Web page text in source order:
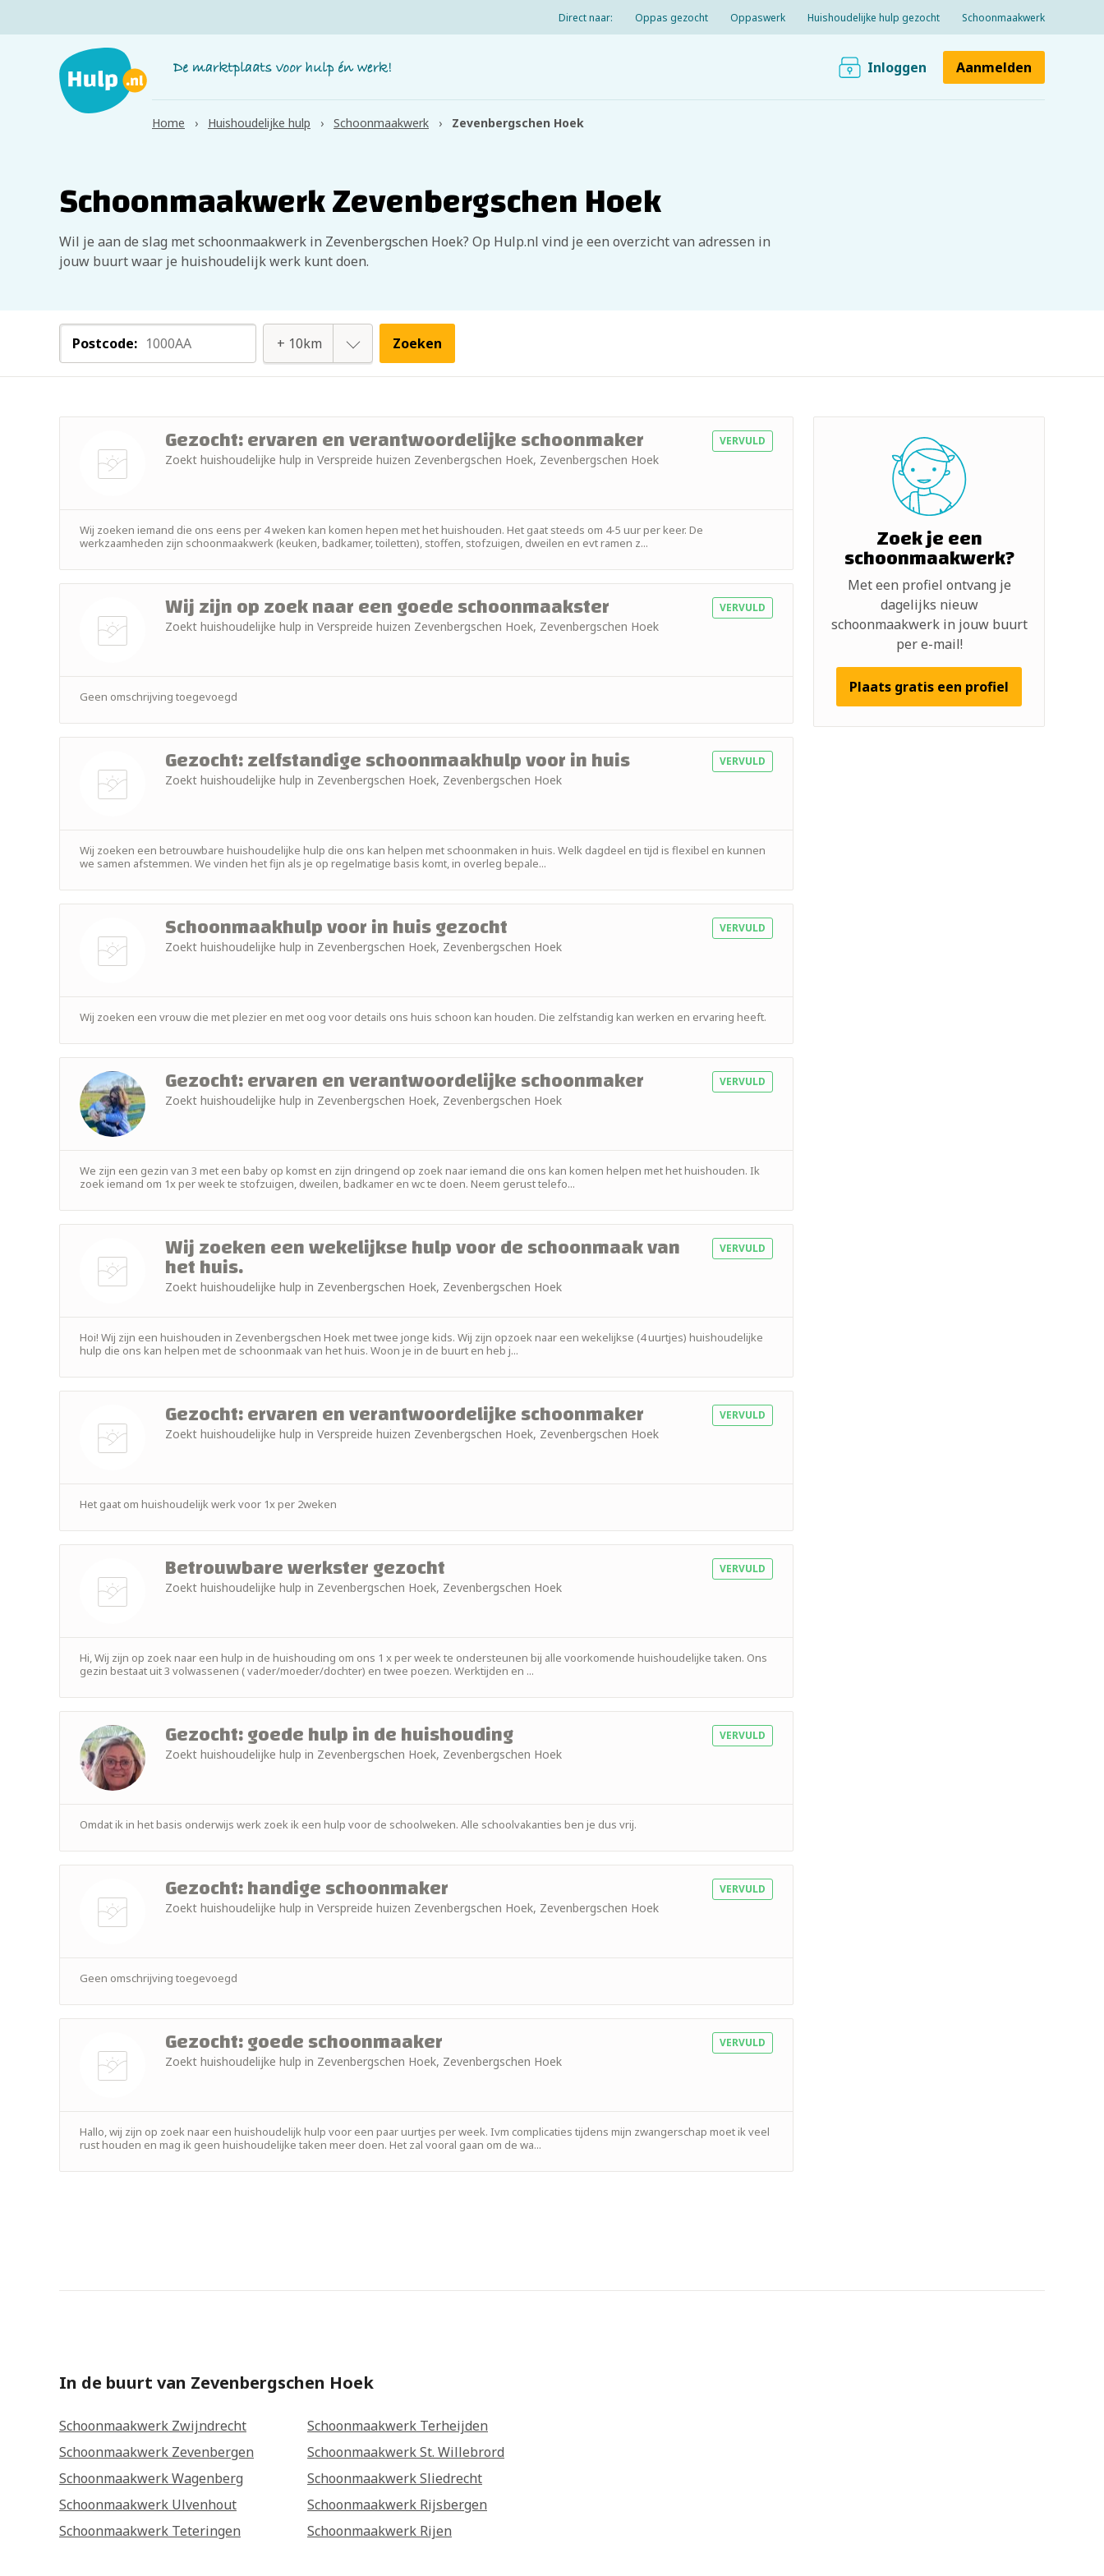
Direct naar: Oppas gezocht Oppaswerk Huishoudelijke hulp gezocht Schoonmaakwerk
Inloggen Aanmelden
Home Huishoudelijke hulp Schoonmaakwerk Zevenbergschen Hoek
Schoonmaakwerk Zevenbergschen Hoek
Wil je aan de slag met schoonmaakwerk in Zevenbergschen Hoek? Op Hulp.nl vind je een overzicht van adressen in
jouw buurt waar je huishoudelijk werk kunt doen.
Postcode
+ 2km
+ 5km
+ 10km
+ 25km
+ 50km
Zoeken
Gezocht: ervaren en verantwoordelijke schoonmaker
Zoekt huishoudelijke hulp in Verspreide huizen Zevenbergschen Hoek, Zevenbergschen Hoek
VERVULD
Wij zoeken iemand die ons eens per 4 weken kan komen hepen met het huishouden. Het gaat steeds om 4-5 uur per keer. De
werkzaamheden zijn schoonmaakwerk (keuken, badkamer, toiletten), stoffen, stofzuigen, dweilen en evt ramen z...
Wij zijn op zoek naar een goede schoonmaakster
Zoekt huishoudelijke hulp in Verspreide huizen Zevenbergschen Hoek, Zevenbergschen Hoek
VERVULD
Geen omschrijving toegevoegd
Gezocht: zelfstandige schoonmaakhulp voor in huis
Zoekt huishoudelijke hulp in Zevenbergschen Hoek, Zevenbergschen Hoek
VERVULD
Wij zoeken een betrouwbare huishoudelijke hulp die ons kan helpen met schoonmaken in huis. Welk dagdeel en tijd is flexibel en kunnen
we samen afstemmen. We vinden het fijn als je op regelmatige basis komt, in overleg bepale...
Schoonmaakhulp voor in huis gezocht
Zoekt huishoudelijke hulp in Zevenbergschen Hoek, Zevenbergschen Hoek
VERVULD
Wij zoeken een vrouw die met plezier en met oog voor details ons huis schoon kan houden. Die zelfstandig kan werken en ervaring heeft.
Gezocht: ervaren en verantwoordelijke schoonmaker
Zoekt huishoudelijke hulp in Zevenbergschen Hoek, Zevenbergschen Hoek
VERVULD
We zijn een gezin van 3 met een baby op komst en zijn dringend op zoek naar iemand die ons kan komen helpen met het huishouden. Ik
zoek iemand om 1x per week te stofzuigen, dweilen, badkamer en wc te doen. Neem gerust telefo...
Wij zoeken een wekelijkse hulp voor de schoonmaak van
het huis.
Zoekt huishoudelijke hulp in Zevenbergschen Hoek, Zevenbergschen Hoek
VERVULD
Hoi! Wij zijn een huishouden in Zevenbergschen Hoek met twee jonge kids. Wij zijn opzoek naar een wekelijkse (4 uurtjes) huishoudelijke
hulp die ons kan helpen met de schoonmaak van het huis. Woon je in de buurt en heb j...
Gezocht: ervaren en verantwoordelijke schoonmaker
Zoekt huishoudelijke hulp in Verspreide huizen Zevenbergschen Hoek, Zevenbergschen Hoek
VERVULD
Het gaat om huishoudelijk werk voor 1x per 2weken
Betrouwbare werkster gezocht
Zoekt huishoudelijke hulp in Zevenbergschen Hoek, Zevenbergschen Hoek
VERVULD
Hi, Wij zijn op zoek naar een hulp in de huishouding om ons 1 x per week te ondersteunen bij alle voorkomende huishoudelijke taken. Ons
gezin bestaat uit 3 volwassenen ( vader/moeder/dochter) en twee poezen. Werktijden en ...
Gezocht: goede hulp in de huishouding
Zoekt huishoudelijke hulp in Zevenbergschen Hoek, Zevenbergschen Hoek
VERVULD
Omdat ik in het basis onderwijs werk zoek ik een hulp voor de schoolweken. Alle schoolvakanties ben je dus vrij.
Gezocht: handige schoonmaker
Zoekt huishoudelijke hulp in Verspreide huizen Zevenbergschen Hoek, Zevenbergschen Hoek
VERVULD
Geen omschrijving toegevoegd
Gezocht: goede schoonmaaker
Zoekt huishoudelijke hulp in Zevenbergschen Hoek, Zevenbergschen Hoek
VERVULD
Hallo, wij zijn op zoek naar een huishoudelijk hulp voor een paar uurtjes per week. Ivm complicaties tijdens mijn zwangerschap moet ik veel
rust houden en mag ik geen huishoudelijke taken meer doen. Het zal vooral gaan om de wa...
Zoek je een
schoonmaakwerk?
Met een profiel ontvang je
dagelijks nieuw
schoonmaakwerk in jouw buurt
per e-mail!
Plaats gratis een profiel
In de buurt van Zevenbergschen Hoek
Schoonmaakwerk Zwijndrecht
Schoonmaakwerk Zevenbergen
Schoonmaakwerk Wagenberg
Schoonmaakwerk Ulvenhout
Schoonmaakwerk Teteringen
Schoonmaakwerk Terheijden
Schoonmaakwerk St. Willebrord
Schoonmaakwerk Sliedrecht
Schoonmaakwerk Rijsbergen
Schoonmaakwerk Rijen